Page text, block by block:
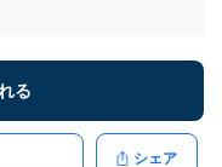
る
シェア